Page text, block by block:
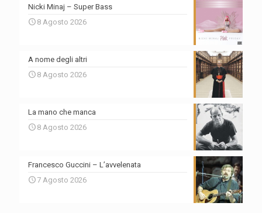
Nicki Minaj – Super Bass
8 Agosto 2026
A nome degli altri
8 Agosto 2026
La mano che manca
8 Agosto 2026
Francesco Guccini – L’avvelenata
7 Agosto 2026